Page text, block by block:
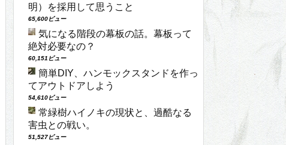
明）を採用して思うこと
65,600ビュー
気になる階段の幕板の話。幕板って
絶対必要なの？
60,151ビュー
簡単DIY、ハンモックスタンドを作っ
てアウトドアしよう
54,610ビュー
常緑樹ハイノキの現状と、過酷なる
害虫との戦い。
51,527ビュー